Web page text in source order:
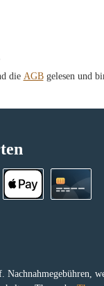
die AGBgelesen und
Nachnahmegebühren,